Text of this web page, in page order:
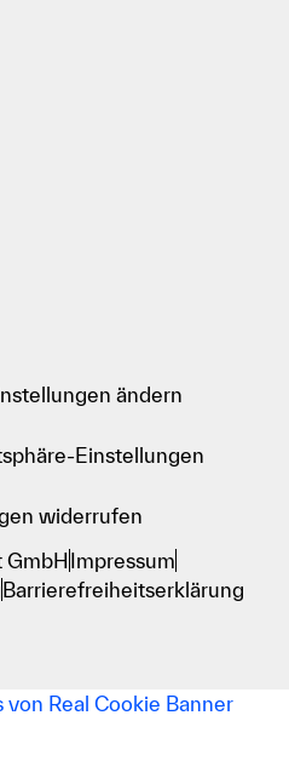
ändern
Einstellungen
widerrufen
Impressum
Barrierefreiheitserklärung
Real Cookie Banner